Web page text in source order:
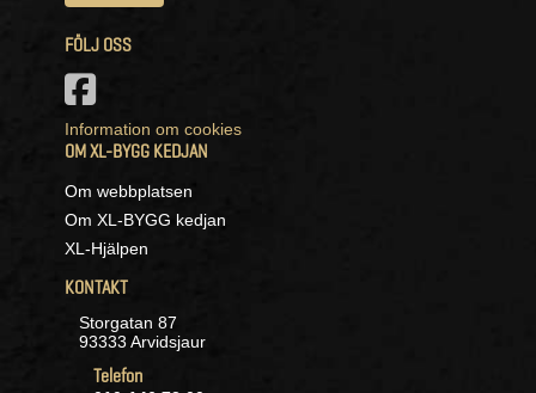
FÖLJ OSS
Information om cookies
OM XL-BYGG KEDJAN
Om webbplatsen
Om XL-BYGG kedjan
XL-Hjälpen
KONTAKT
Storgatan 87
93333 Arvidsjaur
Telefon